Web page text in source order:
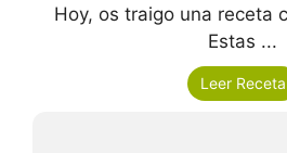
Hoy, os traigo una receta
Estas ...
Leer Receta